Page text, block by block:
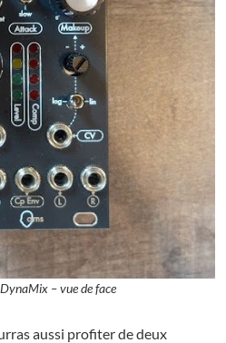
– vue de face
aussi profiter de deux